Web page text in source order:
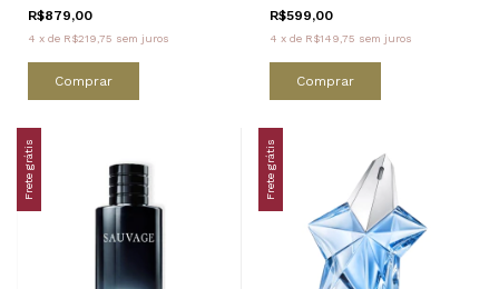
R$879,00
4 x de R$219,75 sem juros
Comprar
R$599,00
4 x de R$149,75 sem juros
Comprar
Frete grátis Frete grátis